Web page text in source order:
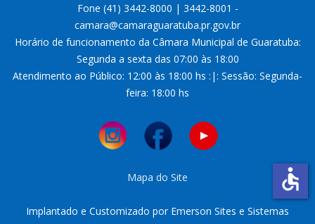
Fone (41) 3442-8000 | 3442-8001 -
camara@camaraguaratuba.pr.gov.br
Horário de funcionamento da Câmara Municipal de Guaratuba:
Segunda a sexta das 07:00 às 18:00
Atendimento ao Público: 12:00 às 18:00 hs :|: Sessão: Segunda-
feira: 18:00 hs
Mapa do Site
Implantado e Customizado por Emerson Sites e Sistemas
accessible